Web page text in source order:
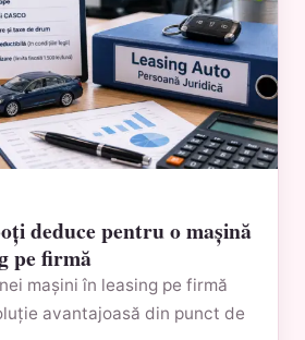
deduce pentru o mașină
pe firmă
mașini în leasing pe firmă
avantajoasă din punct de